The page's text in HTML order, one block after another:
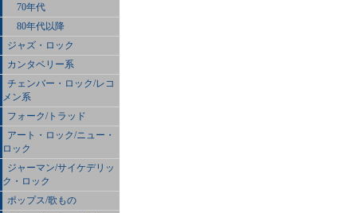
70年代
80年代以降
ジャズ・ロック
カンタベリー系
チェンバー・ロック/レコ
メン系
フォーク/トラッド
アート・ロック/ニュー・
ロック
ジャーマン/サイケデリッ
ク・ロック
ポップス/歌もの